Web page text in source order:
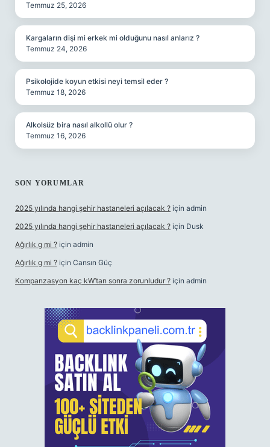
Temmuz 25, 2026
Kargaların dişi mi erkek mi olduğunu nasıl anlarız ?
Temmuz 24, 2026
Psikolojide koyun etkisi neyi temsil eder ?
Temmuz 18, 2026
Alkolsüz bira nasıl alkollü olur ?
Temmuz 16, 2026
SON YORUMLAR
2025 yılında hangi şehir hastaneleri açılacak ? için admin
2025 yılında hangi şehir hastaneleri açılacak ? için Dusk
Ağırlık g mi ? için admin
Ağırlık g mi ? için Cansın Güç
Kompanzasyon kaç kW’tan sonra zorunludur ? için admin